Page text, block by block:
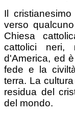
Il
verso
Chiesa
cattolici neri,
d'America, ed
fede e la
terra. La
residua del
del mondo.